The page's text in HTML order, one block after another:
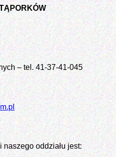
– tel. 41-37-41-045
oddziału jest: